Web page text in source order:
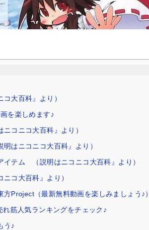
大百科』より）
を楽しめます♪
コニコ大百科』より）
はニコニコ大百科』より）
イテム （説明はニコニコ大百科』より）
コ大百科』より）
Project（最新無料動画を楽しみましょう♪）
筋人気ランキングをチェック♪
う♪